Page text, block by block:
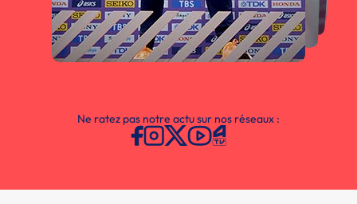
Ne ratez pas notre actu sur nos réseaux :